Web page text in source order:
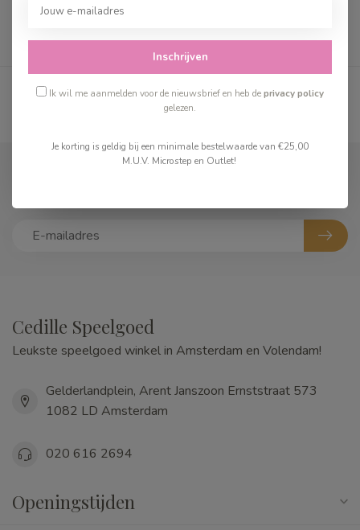
4
Cedille Speelgoed
Leukste speelgoed winkel in Amsterdam en Volendam!
Gelderlandplein, Arent Janszoon Ernststraat 573
1082 LD Amsterdam
020 616 2694
Openingstijden
Inschrijven
Ik wil me aanmelden voor de nieuwsbrief en heb deprivacy policy
gelezen.
Je korting is geldig bij een minimale bestelwaarde van €25,00
M.U.V. Microstep en Outlet!